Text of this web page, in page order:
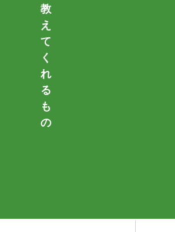
教
え
て
く
れ
る
も
の
で購入するのがオススメで
にて購入していま
ンストール